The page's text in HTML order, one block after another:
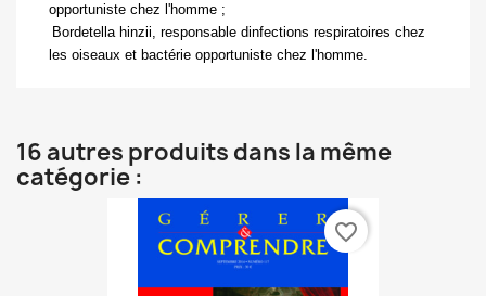
opportuniste chez l'homme ;
Bordetella hinzii, responsable dinfections respiratoires chez
les oiseaux et bactérie opportuniste chez l'homme.
16 autres produits dans la même
catégorie :
favorite_border